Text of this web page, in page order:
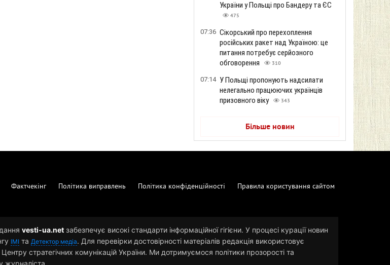
України у Польщі про Бандеру та ЄС
475
07:36 Сікорський про перехоплення
російських ракет над Україною: це
питання потребує серйозного
обговорення
310
07:14 У Польщі пропонують надсилати
нелегально працюючих українців
призовного віку
343
Більше новин
Фактчекінг Політика виправлень Політика конфіденційності Правила користування сайтом
vesti-ua.net забезпечує високі стандарти інформаційної гігієни. У процесі курації новин
ІМІ та Детектор медіа. Для перевірки достовірності матеріалів редакція використовує
Центру стратегічних комунікацій України. Ми дотримуємося політики прозорості та
журналіста.